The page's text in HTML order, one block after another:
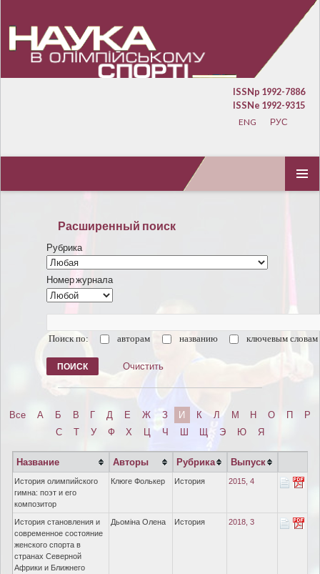
ISSNp 1992-7886
ISSNe 1992-9315
ENG РУС
Расширенный поиск
Рубрика
Номер журнала
Поиск по: авторам названию ключевым словам
Очистить
Все А Б В Г Д Е Ж З И К Л М Н О П
Р
С
Т У Ф Х Ц Ч Ш Щ Э Ю Я
Название Авторы Рубрика Выпуск
История олимпийского
гимна: поэт и его
композитор
Клюге Фолькер История 2015, 4
История становления и
современное состояние
женского спорта в
странах Северной
Африки и Ближнего
Дьоміна Олена История 2018, 3